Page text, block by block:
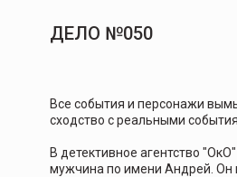
ДЕЛО №050
Все события и персонажи
сходство с реальными
В детективное агентство
мужчина по имени Андрей. Он